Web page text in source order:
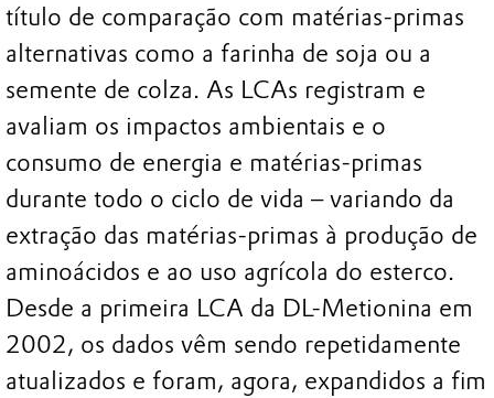
título de comparação com matérias-primas
alternativas como a farinha de soja ou a
semente de colza. As LCAs registram e
avaliam os impactos ambientais e o
consumo de energia e matérias-primas
durante todo o ciclo de vida – variando da
extração das matérias-primas à produção de
aminoácidos e ao uso agrícola do esterco.
Desde a primeira LCA da DL-Metionina em
2002, os dados vêm sendo repetidamente
atualizados e foram, agora, expandidos a fim